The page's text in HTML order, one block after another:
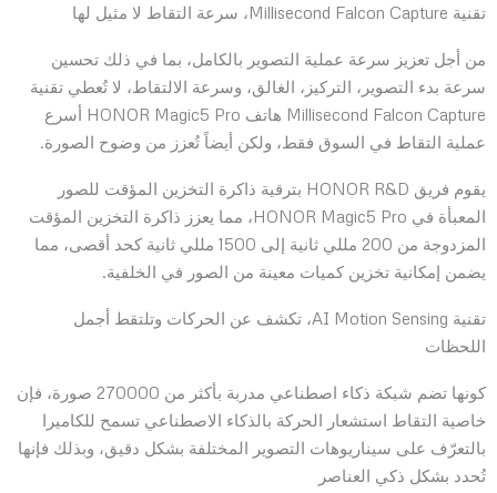
تقنية Millisecond Falcon Capture، سرعة التقاط لا مثيل لها
من أجل تعزيز سرعة عملية التصوير بالكامل، بما في ذلك تحسين
سرعة بدء التصوير، التركيز، الغالق، وسرعة الالتقاط، لا تُعطي تقنية
Millisecond Falcon Capture هاتف HONOR Magic5 Pro أسرع
عملية التقاط في السوق فقط، ولكن أيضاً تُعزز من وضوح الصورة.
يقوم فريق HONOR R&D بترقية ذاكرة التخزين المؤقت للصور
المعبأة في HONOR Magic5 Pro، مما يعزز ذاكرة التخزين المؤقت
المزدوجة من 200 مللي ثانية إلى 1500 مللي ثانية كحد أقصى، مما
يضمن إمكانية تخزين كميات معينة من الصور في الخلفية.
تقنية AI Motion Sensing، تكشف عن الحركات وتلتقط أجمل
اللحظات
كونها تضم شبكة ذكاء اصطناعي مدربة بأكثر من 270000 صورة، فإن
خاصية التقاط استشعار الحركة بالذكاء الاصطناعي تسمح للكاميرا
بالتعرّف على سيناريوهات التصوير المختلفة بشكل دقيق، وبذلك فإنها
تُحدد بشكل ذكي العناصر